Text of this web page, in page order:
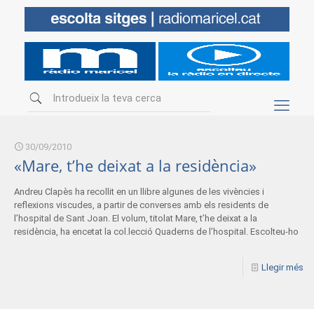
30/09/2010
«Mare, t’he deixat a la residència»
Andreu Clapès ha recollit en un llibre algunes de les vivències i
reflexions viscudes, a partir de converses amb els residents de
l’hospital de Sant Joan. El volum, titolat Mare, t’he deixat a la
residència, ha encetat la col.lecció Quaderns de l’hospital. Escolteu-ho
Llegir més